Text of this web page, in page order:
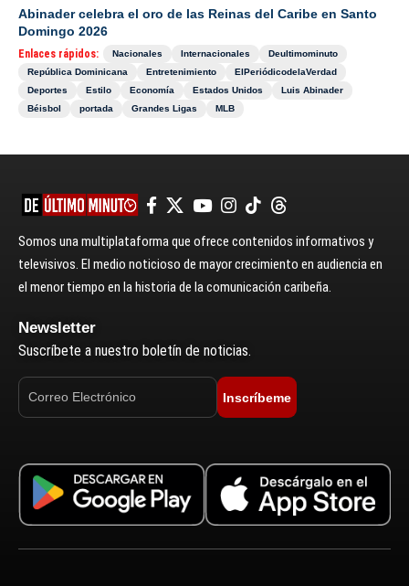
Abinader celebra el oro de las Reinas del Caribe en Santo
Domingo 2026
Enlaces rápidos: Nacionales Internacionales
Deultimominuto
República Dominicana
Entretenimiento
ElPeriódicodelaVerdad
Deportes
Estilo Economía Estados Unidos
Luis Abinader
Béisbol
portada Grandes Ligas MLB
Somos una multiplataforma que ofrece contenidos informativos y
televisivos. El medio noticioso de mayor crecimiento en audiencia en
el menor tiempo en la historia de la comunicación caribeña.
Newsletter
Suscríbete a nuestro boletín de noticias.
Inscríbeme